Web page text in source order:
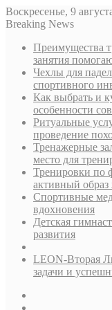
Воскресенье, 9
Breaking News
Преимущества
занятия
Чехлы для
спортивного
Как выбрать и
особенности
Ритуальные
проведение
Тренажерные
место для
Тренировки по
активный
Спортивные
вдохновения
Детская
развития
LEON-Вторая
задачи и